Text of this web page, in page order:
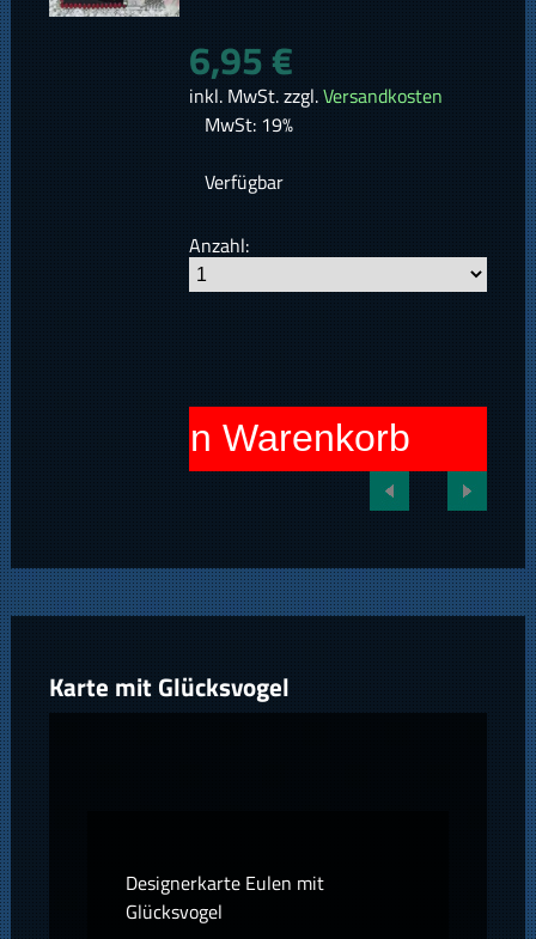
6,95 €
inkl. MwSt. zzgl.Versandkosten
MwSt: 19%
Verfügbar
Anzahl:
In den Warenkorb
Karte mit Glücksvogel
Designerkarte Eulen mit
Glücksvogel